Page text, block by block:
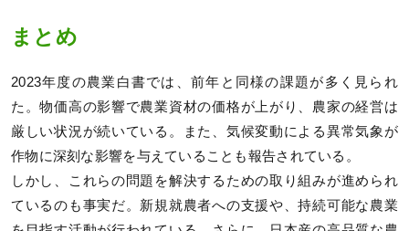
まとめ
2023年度の農業白書では、前年と同様の課題が多く見られ
た。物価高の影響で農業資材の価格が上がり、農家の経営は
厳しい状況が続いている。また、気候変動による異常気象が
作物に深刻な影響を与えていることも報告されている。
しかし、これらの問題を解決するための取り組みが進められ
ているのも事実だ。新規就農者への支援や、持続可能な農業